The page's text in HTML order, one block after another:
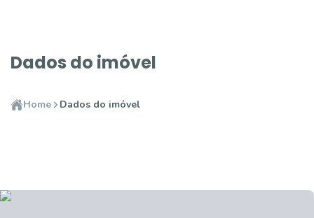
Dados do imóvel
Home Dados do imóvel